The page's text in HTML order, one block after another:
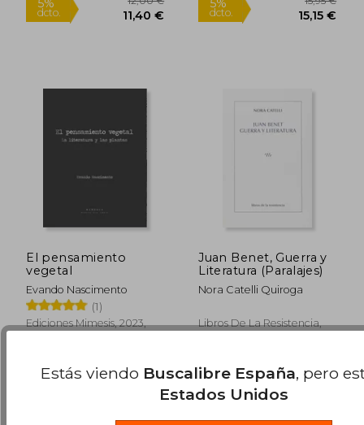
dcto. 29,45 € dcto.
El pensamiento
vegetal
Evando Nascimento
(1)
Ediciones Mimesis, 2023,
Juan Benet, Guerra y
Literatura (Paralajes)
Nora Catelli Quiroga
Libros De La Resistencia,
Estás viendo Buscalibre España, pero
Estados Unidos